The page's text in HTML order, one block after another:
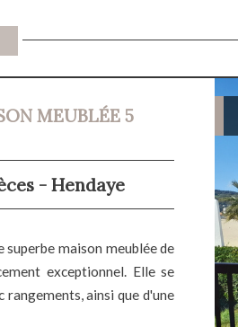
MEUBLÉE 5
- Hendaye
superbe maison meublée de
exceptionnel. Elle se
rangements, ainsi que d'une